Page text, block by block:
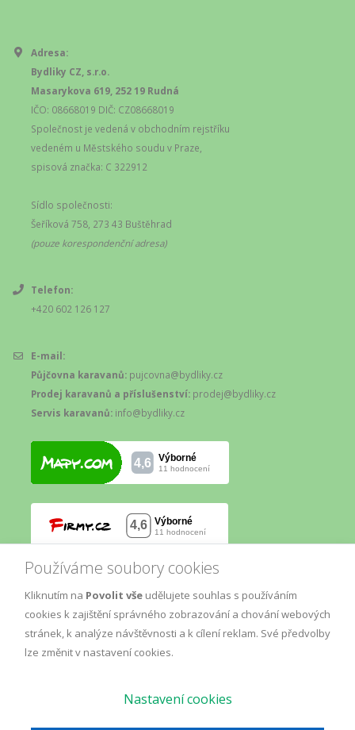
Používáme soubory cookies
Kliknutím na Povolit vše udělujete souhlas s používáním
cookies k zajištění správného zobrazování a chování webových
stránek, k analýze návštěvnosti a k cílení reklam. Své předvolby
lze změnit v nastavení cookies.
Nastavení cookies
Adresa:
Bydliky CZ, s.r.o.
Masarykova 619, 252 19 Rudná
IČO: 08668019 DIČ: CZ08668019
Společnost je vedená v obchodním rejstříku
vedeném u Městského soudu v Praze,
spisová značka: C 322912
Sídlo společnosti:
Šeříková 758, 273 43 Buštěhrad
(pouze korespondenční adresa)
Telefon:
+420 602 126 127
E-mail:
Půjčovna karavanů: pujcovna@bydliky.cz
Prodej karavanů a příslušenství: prodej@bydliky.cz
Servis karavanů: info@bydliky.cz
Marketing, All Rights Reserved.